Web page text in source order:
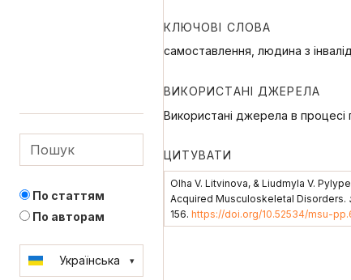
По статтям
По авторам
Українська
КЛЮЧОВІ СЛОВА
самоставлення, людина з
ВИКОРИСТАНІ ДЖЕРЕЛА
Використані джерела в процесі
ЦИТУВАТИ
Olha V. Litvinova, & Liudmyla V.
Acquired Musculoskeletal Disorders.
156. https://doi.org/10.52534/msu-